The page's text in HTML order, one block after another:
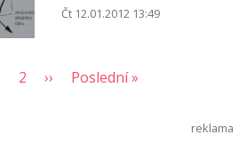
Čt 12.01.2012 13:49
2 ›› Poslední »